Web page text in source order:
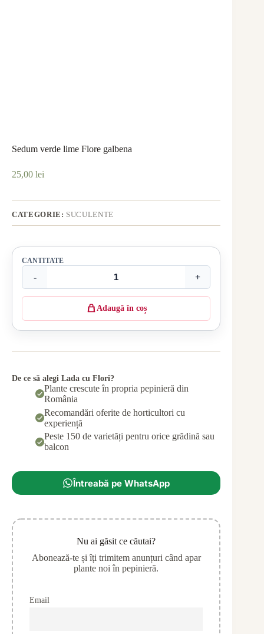
Sedum verde lime Flore galbena
25,00 lei
CATEGORIE: SUCULENTE
CANTITATE
- +
Adaugă în coș
De ce să alegi Lada cu Flori?
Plante crescute în propria pepinieră din
România
Recomandări oferite de horticultori cu
experiență
Peste 150 de varietăți pentru orice grădină sau
balcon
Întreabă pe WhatsApp
Nu ai găsit ce căutai?
Abonează-te și îți trimitem anunțuri când apar
plante noi în pepinieră.
Email